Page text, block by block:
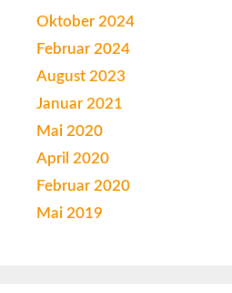
Oktober 2024
Februar 2024
August 2023
Januar 2021
Mai 2020
April 2020
Februar 2020
Mai 2019